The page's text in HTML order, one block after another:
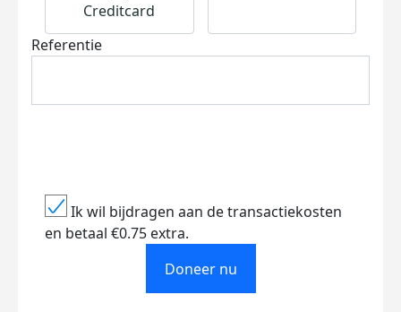
Creditcard
Referentie
Ik wil bijdragen aan de transactiekosten
en betaal €0.75 extra.
Doneer nu